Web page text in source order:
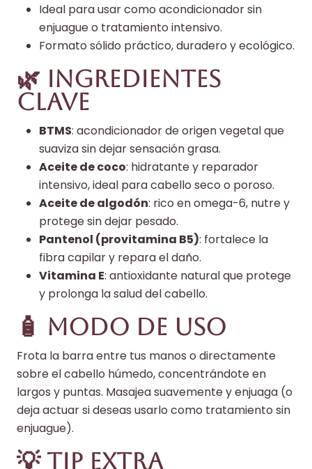
Ideal para usar como acondicionador sin
enjuague o tratamiento intensivo.
Formato sólido práctico, duradero y ecológico.
🌿 Ingredientes
clave
BTMS: acondicionador de origen vegetal que
suaviza sin dejar sensación grasa.
Aceite de coco: hidratante y reparador
intensivo, ideal para cabello seco o poroso.
Aceite de algodón: rico en omega-6, nutre y
protege sin dejar pesado.
Pantenol (provitamina B5): fortalece la
fibra capilar y repara el daño.
Vitamina E: antioxidante natural que protege
y prolonga la salud del cabello.
🧴 Modo de uso
Frota la barra entre tus manos o directamente
sobre el cabello húmedo, concentrándote en
largos y puntas. Masajea suavemente y enjuaga (o
deja actuar si deseas usarlo como tratamiento sin
enjuague).
💡 Tip extra